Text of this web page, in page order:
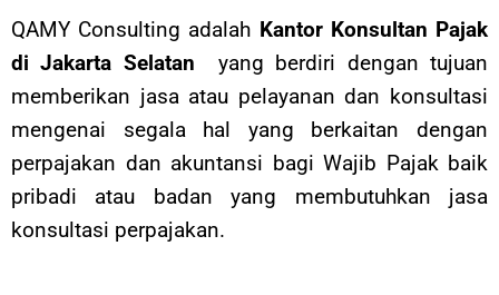
QAMY Consulting adalah Kantor Konsultan Pajak
di Jakarta Selatan yang berdiri dengan tujuan
memberikan jasa atau pelayanan dan konsultasi
mengenai segala hal yang berkaitan dengan
perpajakan dan akuntansi bagi Wajib Pajak baik
pribadi atau badan yang membutuhkan jasa
konsultasi perpajakan.